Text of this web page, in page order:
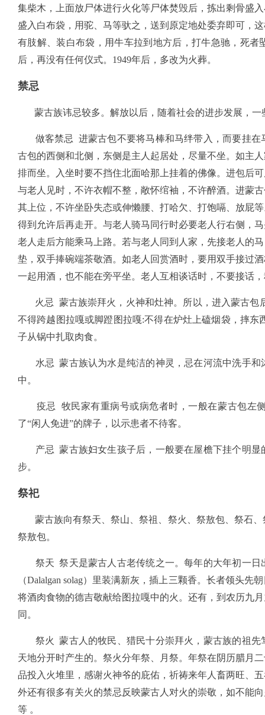
集柴木，上面放尸体进行火化等尸体焚毁后，拣出剩骨盛
盛入白布袋，用驼、马等驮之，送到原定地处委弃即可，
有肢解、装白布袋，用牛车拉到地方后，打牛急驰，死
后，再没有任何仪式。1949年后，多改为火葬。
禁忌
蒙古族讳忌较多。解放以后，随着社会的进步发展，一
做客禁忌 进蒙古包不要将马棒和马绊带入，而要挂在
古包的西侧和北侧，东侧是主人起居处，尽量不坐。如主
排而坐。入坐时要不挡住北面哈那上挂着的佛像。进包后
与老人见时，不许衣帽不整，敞怀绾袖，不许醉酒。进蒙
其上位，不许坐卧失态或伸懒腰、打哈欠、打饱嗝、放屁
得到允许后再走开。与老人骑马同行时必要老人行右侧，
老人走后方能乘马上路。若与老人同到人家，先接老人的
垫，双手捧碗端茶敬酒。如老人回赏酒时，要用双手接过
一起用酒，也不能在旁平坐。老人互相谈话时，不要接话
火忌 蒙古族崇拜火，火神和灶神。所以，进入蒙古包
不得跨越图拉嘎或脚蹬图拉嘎:不得在炉灶上磕烟袋，摔
子从锅中扎取肉食。
水忌 蒙古族认为水是纯洁的神灵，忌在河流中洗手和
中。
疫忌 牧民家有重病号或病危者时，一般在蒙古包左
了“闲人免进”的牌子，以示患者不待客。
产忌 蒙古族妇女生孩子后，一般要在屋檐下挂个明显
步。
祭祀
蒙古族向有祭天、祭山、祭祖、祭火、祭敖包、祭石、
祭敖包。
祭天 祭天是蒙古人古老传统之一。每年的大年初一日
（Dalalgan solag）里装满新灰，插上三颗香。长者领头
将酒肉食物的德吉敬献给图拉嘎中的火。还有，到农历九
同。
祭火 蒙古人的牧民、猎民十分崇拜火，蒙古族的祖先
天地分开时产生的。祭火分年祭、月祭。年祭在阴历腊月
品投入火堆里，感谢火神爷的庇佑，祈祷来年人畜两旺、
外还有很多有关火的禁忌反映蒙古人对火的崇敬，如不能
等 。